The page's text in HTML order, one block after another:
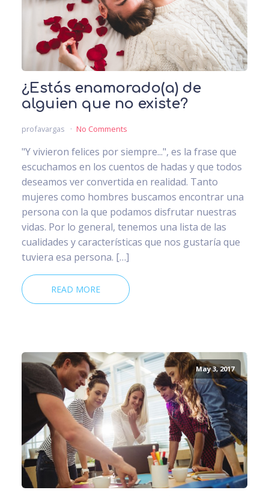
¿Estás enamorado(a) de
alguien que no existe?
profavargas No Comments
"Y vivieron felices por siempre...", es la frase que
escuchamos en los cuentos de hadas y que todos
deseamos ver convertida en realidad. Tanto
mujeres como hombres buscamos encontrar una
persona con la que podamos disfrutar nuestras
vidas. Por lo general, tenemos una lista de las
cualidades y características que nos gustaría que
tuviera esa persona. […]
READ MORE
May 3, 2017